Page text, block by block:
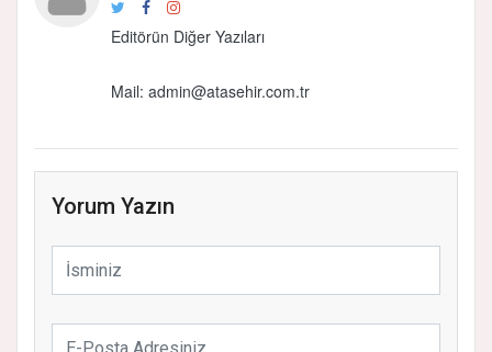
Editörün Diğer Yazıları
Mail: admin@atasehir.com.tr
Yorum Yazın